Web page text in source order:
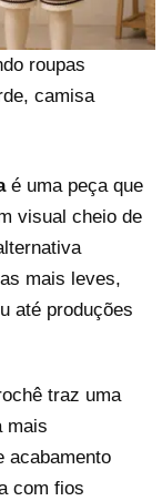
roupas
camisa
é uma peça que
visual cheio de
mais leves,
até produções
traz uma
mais
acabamento
com fios